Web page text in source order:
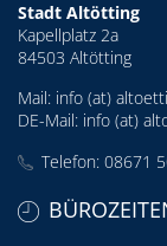
Stadt Altötting
Kapellplatz 2a
84503 Altötting
Mail: info (at)
DE-Mail: info (at)
Telefon: 08671